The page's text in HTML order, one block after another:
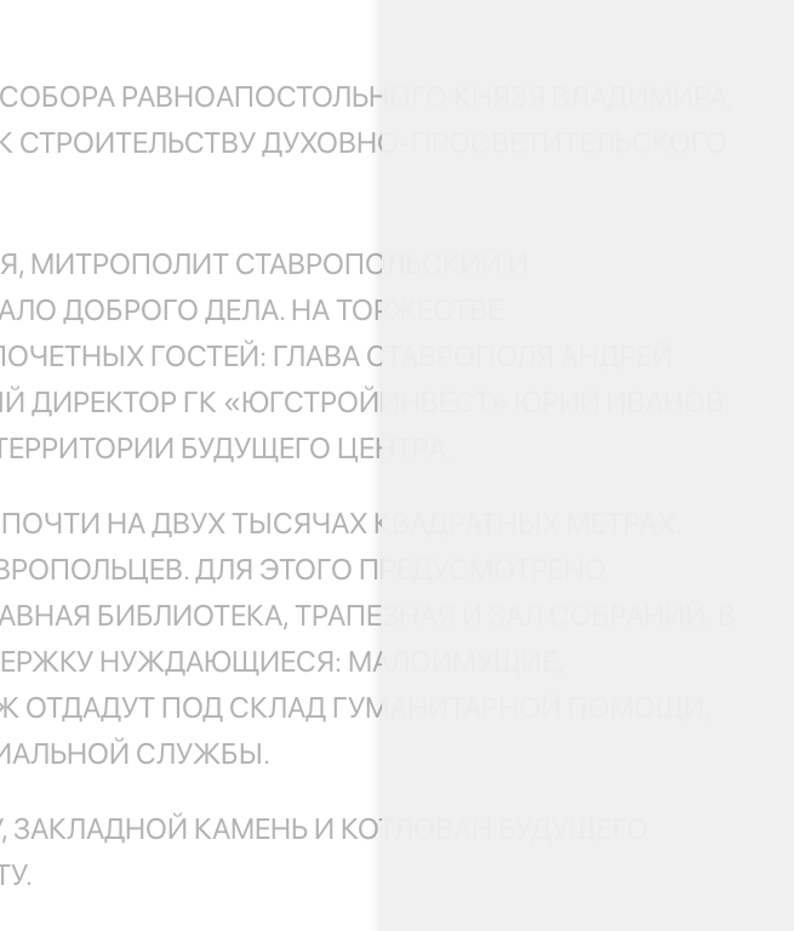
РАВНОАПОСТОЛЬНОГО КНЯЗЯ ВЛАДИМИРА,
ДУХОВНО-ПРОСВЕТИТЕЛЬСКОГО
МИТРОПОЛИТ СТАВРОПОЛЬСКИЙ И
ДОБРОГО ДЕЛА. НА ТОРЖЕСТВЕ
ГОСТЕЙ: ГЛАВА СТАВРОПОЛЯ АНДРЕЙ
ГК «ЮГСТРОЙИНВЕСТ» ЮРИЙ ИВАНОВ.
БУДУЩЕГО ЦЕНТРА.
НА ДВУХ ТЫСЯЧАХ КВАДРАТНЫХ МЕТРАХ.
ДЛЯ ЭТОГО ПРЕДУСМОТРЕНО
БИБЛИОТЕКА, ТРАПЕЗНАЯ И ЗАЛ СОБРАНИЙ. В
НУЖДАЮЩИЕСЯ: МАЛОИМУЩИЕ,
ПОД СКЛАД ГУМАНИТАРНОЙ ПОМОЩИ,
СЛУЖБЫ.
КАМЕНЬ И КОТЛОВАН БУДУЩЕГО